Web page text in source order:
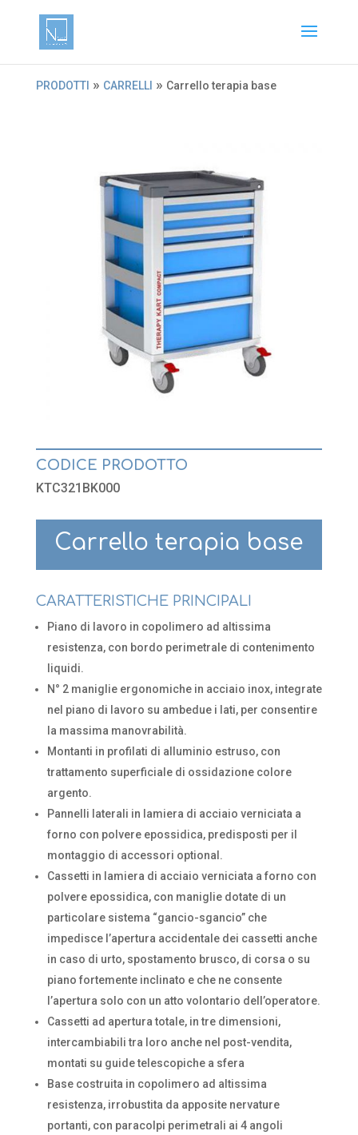
PRODOTTI » CARRELLI » Carrello terapia base
CODICE PRODOTTO
KTC321BK000
Carrello terapia base
CARATTERISTICHE PRINCIPALI
Piano di lavoro in copolimero ad altissima
resistenza, con bordo perimetrale di contenimento
liquidi.
N° 2 maniglie ergonomiche in acciaio inox, integrate
nel piano di lavoro su ambedue i lati, per consentire
la massima manovrabilità.
Montanti in profilati di alluminio estruso, con
trattamento superficiale di ossidazione colore
argento.
Pannelli laterali in lamiera di acciaio verniciata a
forno con polvere epossidica, predisposti per il
montaggio di accessori optional.
Cassetti in lamiera di acciaio verniciata a forno con
polvere epossidica, con maniglie dotate di un
particolare sistema “gancio-sgancio” che
impedisce l’apertura accidentale dei cassetti anche
in caso di urto, spostamento brusco, di corsa o su
piano fortemente inclinato e che ne consente
l’apertura solo con un atto volontario dell’operatore.
Cassetti ad apertura totale, in tre dimensioni,
intercambiabili tra loro anche nel post-vendita,
montati su guide telescopiche a sfera
Base costruita in copolimero ad altissima
resistenza, irrobustita da apposite nervature
portanti, con paracolpi perimetrali ai 4 angoli